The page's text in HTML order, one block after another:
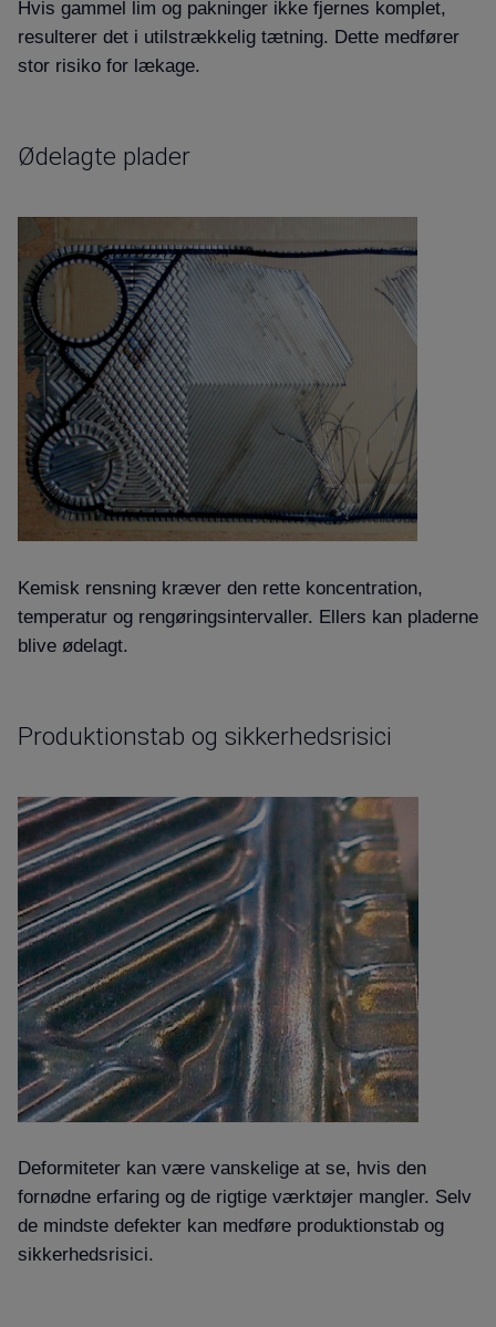
Hvis gammel lim og pakninger ikke fjernes komplet,
resulterer det i utilstrækkelig tætning. Dette medfører
stor risiko for lækage.
Ødelagte plader
Kemisk rensning kræver den rette koncentration,
temperatur og rengøringsintervaller. Ellers kan pladerne
blive ødelagt.
Produktionstab og sikkerhedsrisici
Deformiteter kan være vanskelige at se, hvis den
fornødne erfaring og de rigtige værktøjer mangler. Selv
de mindste defekter kan medføre produktionstab og
sikkerhedsrisici.